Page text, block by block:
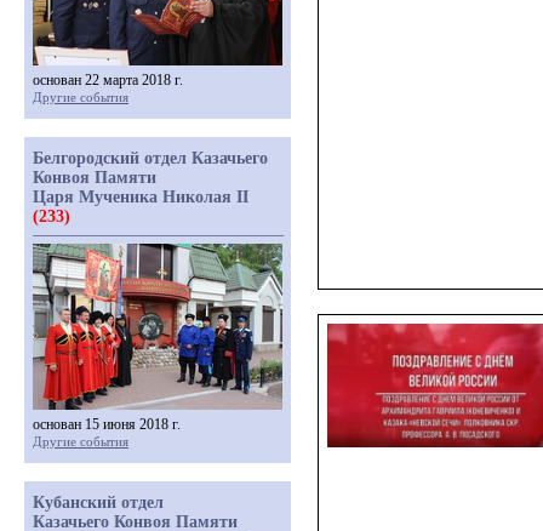
основан 22 марта 2018 г.
Другие события
Белгородский отдел Казачьего
Конвоя Памяти
Царя Мученика Николая II
(233)
основан 15 июня 2018 г.
Другие события
Кубанский отдел
Казачьего Конвоя Памяти